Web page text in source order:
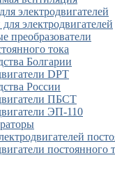
электродвигателей
для электродвигателей
преобразователи
тока
Болгарии
DPT
России
ПБСТ
ЭП-110
постоянного